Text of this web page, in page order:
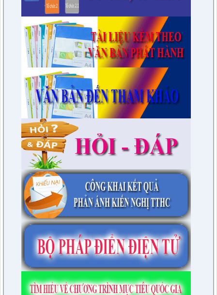
7/QĐ-BPC
Quyết định thành lập đoàn giám sát việc thực hiện các quy
định của pháp luật về công tác thi hành án dân sự trên địa
bàn huyện năm 2021, 2022
lượt xem: 3388 | lượt tải:597
230/CTr-TT HĐND
Chương trình công tác tháng 03/2023 của TT HĐND
lượt xem: 3381 | lượt tải:461
1/NQ-TTHĐND
Nghị quyết V/v: Điều chỉnh cục bộ quy hoạch chi tiết xây dựng
tỷ lệ 1/500 Khu trung tâm thị trấn Tuần Giáo huyện Tuần Giáo
tỉnh Điện Biên ( Khu dân cư số 1 Thị trấn Tuần Giáo; Khu dân
cư số 2 Thị trấn Tuần Giáo; Khu dân cư mới số 3
lượt xem: 2803 | lượt tải:1458
2/CV-BDT
Đề xuất chuyên đề giám sát năm 2024
lượt xem: 3925 | lượt tải:979
4/CV-BKTXH
Đề xuất nội dung giám sát năm 2024 của TT HĐND huyện
lượt xem: 4945 | lượt tải:1315